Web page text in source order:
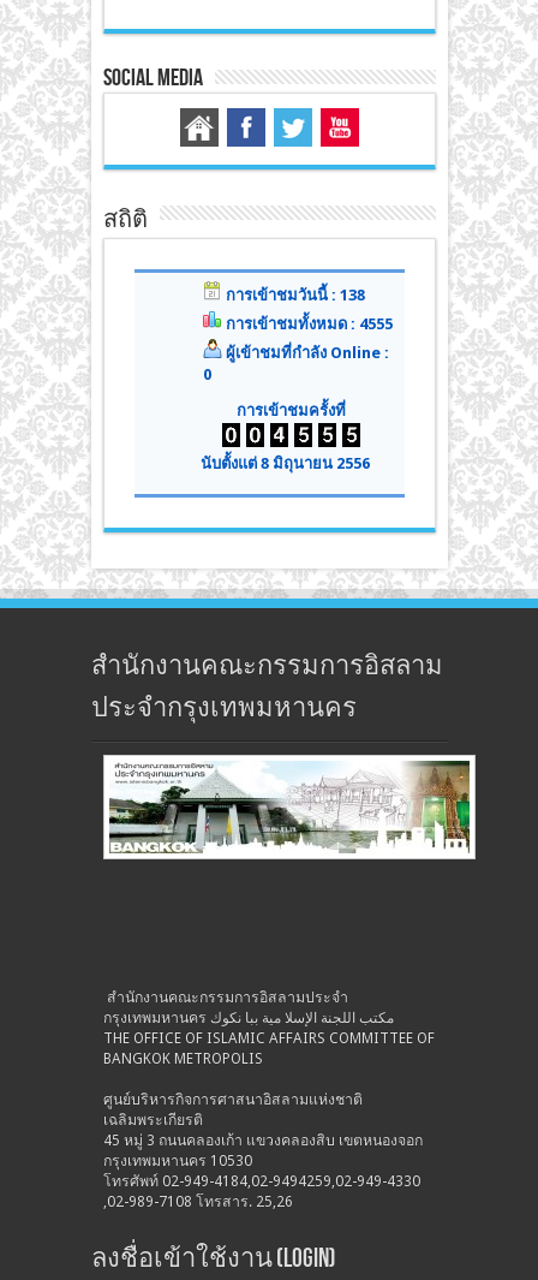
Social Media
สถิติ
การเข้าชมวันนี้ : 138
การเข้าชมทั้งหมด : 4555
ผู้เข้าชมที่กำลัง Online :
0
การเข้าชมครั้งที่
นับตั้งแต่ 8 มิถุนายน 2556
สำนักงานคณะกรรมการอิสลาม
ประจำกรุงเทพมหานคร
สำนักงานคณะกรรมการอิสลามประจำ
กรุงเทพมหานคร مكتب اللجنة الإسلا مية ببا نكوك
THE OFFICE OF ISLAMIC AFFAIRS COMMITTEE OF
BANGKOK METROPOLIS
ศูนย์บริหารกิจการศาสนาอิสลามแห่งชาติ
เฉลิมพระเกียรติ
45 หมู่ 3 ถนนคลองเก้า แขวงคลองสิบ เขตหนองจอก
กรุงเทพมหานคร 10530
โทรศัพท์ 02-949-4184,02-9494259,02-949-4330
,02-989-7108 โทรสาร. 25,26
ลงชื่อเข้าใช้งาน (Login)